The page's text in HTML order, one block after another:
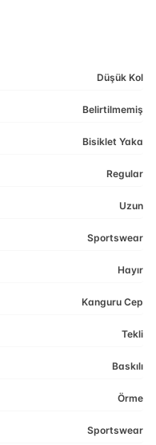
Düşük Kol
Belirtilmemiş
Bisiklet Yaka
Regular
Uzun
Sportswear
Hayır
Kanguru Cep
Tekli
Baskılı
Örme
Sportswear